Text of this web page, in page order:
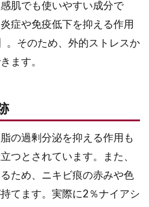
肌でも使いやすい成分で
症や免疫低下を抑える作用
。そのため、外的ストレスか
ます。
の過剰分泌を抑える作用も
つとされています。また、
ため、ニキビ痕の赤みや色
てます。実際に2％ナイアシ